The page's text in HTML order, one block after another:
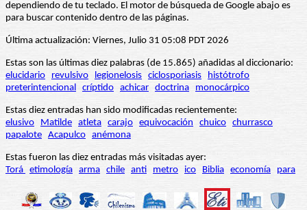
dependiendo de tu teclado. El motor de búsqueda de Google abajo es
para buscar contenido dentro de las páginas.
Última actualización: Viernes, Julio 31 05:08 PDT 2026
Estas son las últimas diez palabras (de 15.865) añadidas al diccionario:
elucidario
revulsivo legionelosis ciclosporiasis
histótrofo
preterintencional críptido achicar doctrina monocárpico
Estas diez entradas han sido modificadas recientemente:
elusivo
Matilde atleta carajo equivocación chuico churrasco
papalote Acapulco anémona
Estas fueron las diez entradas más visitadas ayer:
Torá etimología arma chile anti metro ico Biblia economía para